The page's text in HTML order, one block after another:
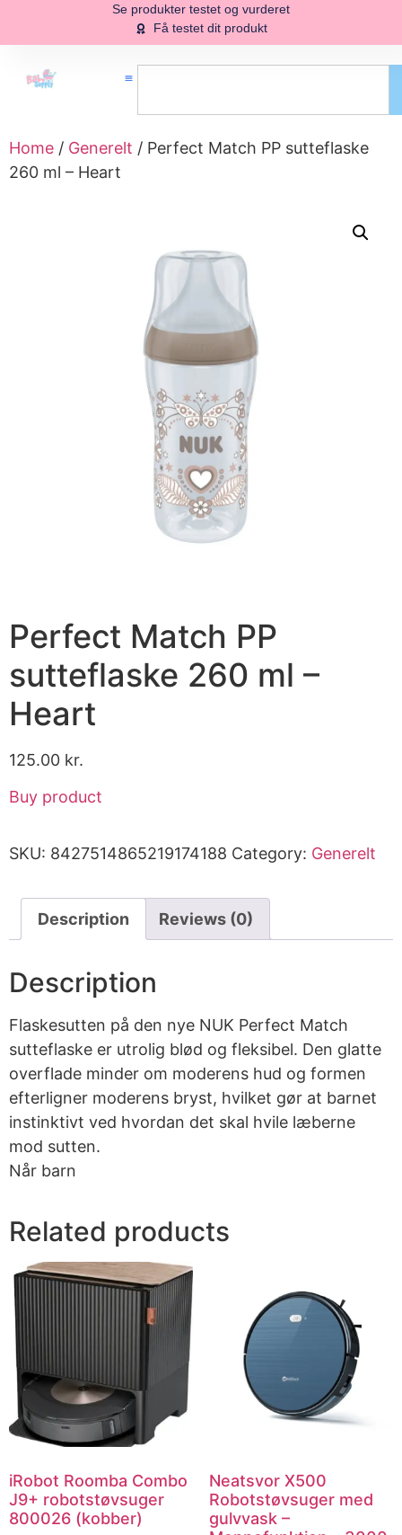
Se produkter testet og vurderet
Få testet dit produkt
Home / Generelt / Perfect Match PP sutteflaske
260 ml – Heart
Perfect Match PP
sutteflaske 260 ml –
Heart
125.00 kr.
Buy product
SKU: 8427514865219174188 Category: Generelt
Description Reviews (0)
Description
Flaskesutten på den nye NUK Perfect Match
sutteflaske er utrolig blød og fleksibel. Den glatte
overflade minder om moderens hud og formen
efterligner moderens bryst, hvilket gør at barnet
instinktivt ved hvordan det skal hvile læberne
mod sutten.
Når barn
Related products
iRobot Roomba Combo
J9+ robotstøvsuger
800026 (kobber)
Neatsvor X500
Robotstøvsuger med
gulvvask –